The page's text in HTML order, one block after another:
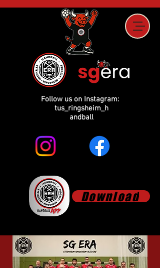
Download
Follow us on Instagram:
tus_ringsheim_h
andball